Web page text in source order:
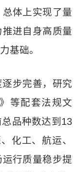
体上实现了量
进自身高质量
基础。
步完善，研究
等配套法规文
品种数达到13
化工、航运、
行质量稳步提